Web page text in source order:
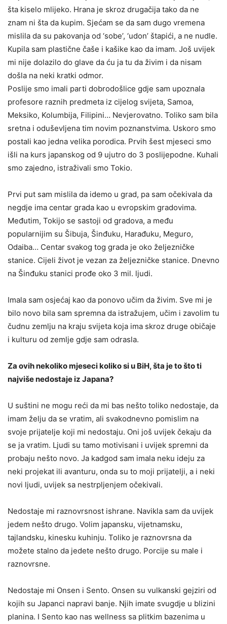
šta kiselo mlijeko. Hrana je skroz drugačija tako da ne
znam ni šta da kupim. Sjećam se da sam dugo vremena
mislila da su pakovanja od ‘sobe’, ‘udon’ štapići, a ne nudle.
Kupila sam plastične čaše i kašike kao da imam. Još uvijek
mi nije dolazilo do glave da ću ja tu da živim i da nisam
došla na neki kratki odmor.
Poslije smo imali parti dobrodošlice gdje sam upoznala
profesore raznih predmeta iz cijelog svijeta, Samoa,
Meksiko, Kolumbija, Filipini… Nevjerovatno. Toliko sam bila
sretna i oduševljena tim novim poznanstvima. Uskoro smo
postali kao jedna velika porodica. Prvih šest mjeseci smo
išli na kurs japanskog od 9 ujutro do 3 poslijepodne. Kuhali
smo zajedno, istraživali smo Tokio.
Prvi put sam mislila da idemo u grad, pa sam očekivala da
negdje ima centar grada kao u evropskim gradovima.
Međutim, Tokijo se sastoji od gradova, a među
popularnijim su Šibuja, Šinđuku, Harađuku, Meguro,
Odaiba… Centar svakog tog grada je oko željezničke
stanice. Cijeli život je vezan za željezničke stanice. Dnevno
na Šinđuku stanici prođe oko 3 mil. ljudi.
Imala sam osjećaj kao da ponovo učim da živim. Sve mi je
bilo novo bila sam spremna da istražujem, učim i zavolim tu
čudnu zemlju na kraju svijeta koja ima skroz druge običaje
i kulturu od zemlje gdje sam odrasla.
Za ovih nekoliko mjeseci koliko si u BiH, šta je to što ti
najviše nedostaje iz Japana?
U suštini ne mogu reći da mi bas nešto toliko nedostaje, da
imam želju da se vratim, ali svakodnevno pomislim na
svoje prijatelje koji mi nedostaju. Oni još uvijek čekaju da
se ja vratim. Ljudi su tamo motivisani i uvijek spremni da
probaju nešto novo. Ja kadgod sam imala neku ideju za
neki projekat ili avanturu, onda su to moji prijatelji, a i neki
novi ljudi, uvijek sa nestrpljenjem očekivali.
Nedostaje mi raznovrsnost ishrane. Navikla sam da uvijek
jedem nešto drugo. Volim japansku, vijetnamsku,
tajlandsku, kinesku kuhinju. Toliko je raznovrsna da
možete stalno da jedete nešto drugo. Porcije su male i
raznovrsne.
Nedostaje mi Onsen i Sento. Onsen su vulkanski gejziri od
kojih su Japanci napravi banje. Njih imate svugdje u blizini
planina. I Sento kao nas wellness sa plitkim bazenima u